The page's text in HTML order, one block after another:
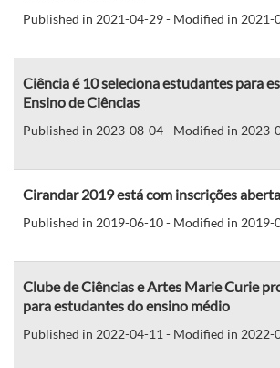
Published in 2021-04-29 - Modified in 2021-
Ciência é 10 seleciona estudantes para
Ensino de Ciências
Published in 2023-08-04 - Modified in 2023-
Cirandar 2019 está com inscrições
Published in 2019-06-10 - Modified in 2019-
Clube de Ciências e Artes Marie Curie
para estudantes do ensino médio
Published in 2022-04-11 - Modified in 2022-